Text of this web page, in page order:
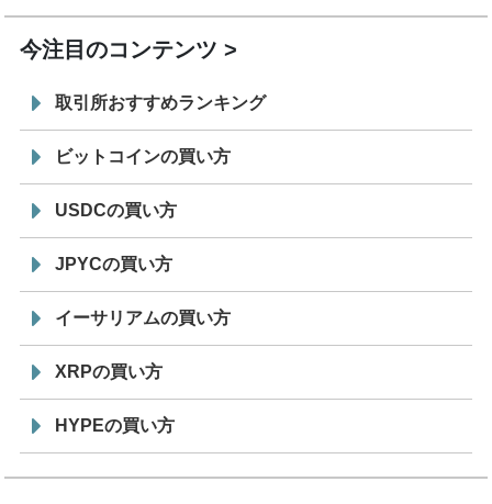
今注目のコンテンツ
取引所おすすめランキング
ビットコインの買い方
USDCの買い方
JPYCの買い方
イーサリアムの買い方
XRPの買い方
HYPEの買い方